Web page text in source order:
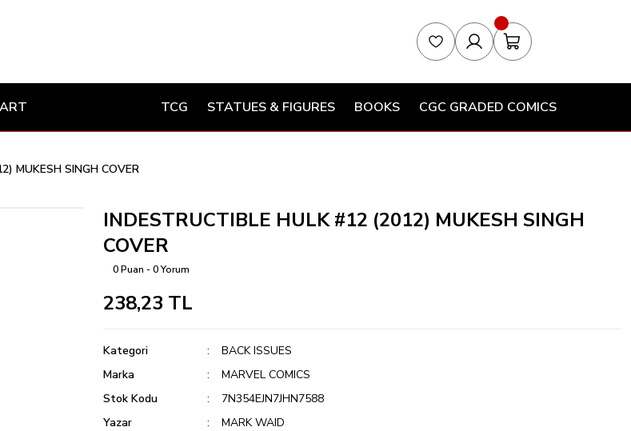
TCG STATUES & FIGURES BOOKS CGC GRADED COMICS
MUKESH SINGH COVER
INDESTRUCTIBLE HULK #12 (2012) MUKESH SINGH
COVER
0 Puan - 0 Yorum
238,23 TL
Kategori
BACK ISSUES
Marka
MARVEL COMICS
Stok Kodu
7N354EJN7JHN7588
Yazar
MARK WAID